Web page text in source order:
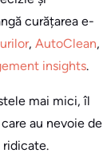
curățarea e-
, AutoClean,
insights.
mai mici, îl
au nevoie de
ridicate.